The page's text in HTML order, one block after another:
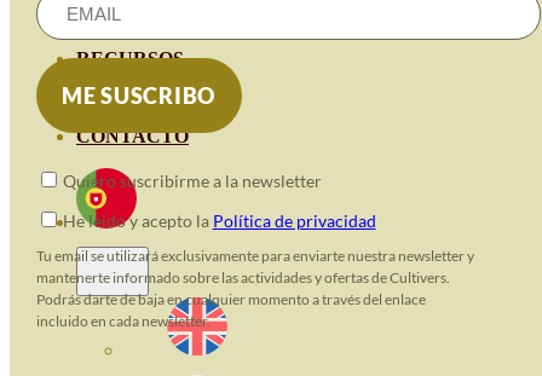
VIVERO
RECURSOS
BLOGUE ECO
CONTACTO
Quiero suscribirme a la newsletter
He leido y acepto la Política de privacidad
Tu email se utilizará exclusivamente para enviarte nuestra newsletter y
mantenerte informado sobre las actividades y ofertas de Cultivers.
Podrás darte de baja en cualquier momento a través del enlace
incluido en cada newsletter.